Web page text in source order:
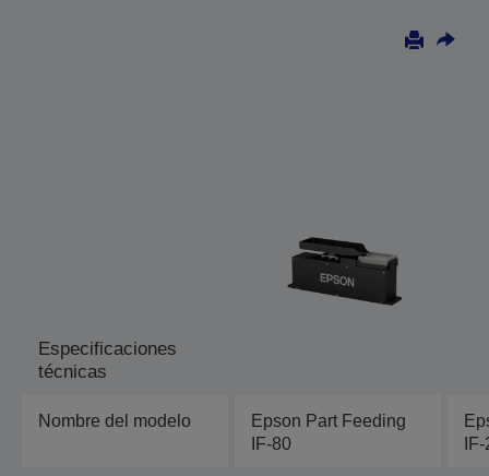
Especificaciones
técnicas
Nombre del modelo
Epson Part Feeding
IF-80